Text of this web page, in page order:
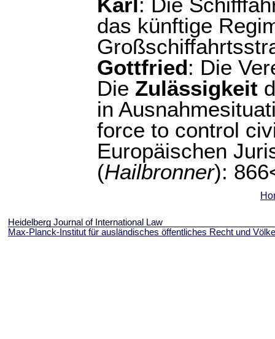
Karl: Die
das künftige
Gottfried: Die
Die Zulässigkeit
in
force to control
Europäischen
(Hailbronner):
Heidelberg Journal of International Law
Max-Planck-Institut für ausländisches öffentliches Recht und